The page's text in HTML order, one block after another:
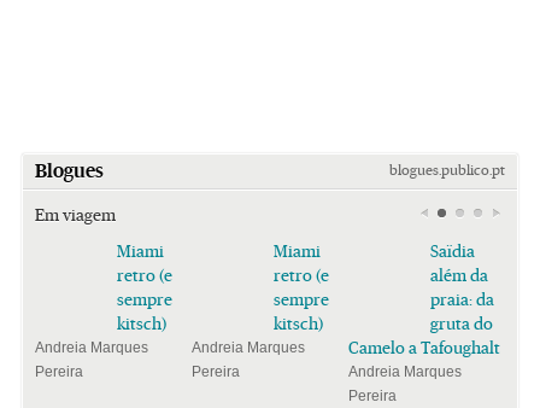
Blogues blogues.publico.pt
Em viagem
Miami
retro (e
sempre
kitsch)
Andreia Marques
Pereira
Miami
retro (e
sempre
kitsch)
Andreia Marques
Pereira
Saïdia
além da
praia: da
gruta do
Camelo a Tafoughalt
Andreia Marques
Pereira